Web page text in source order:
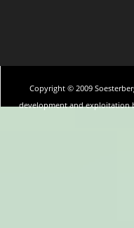
Copyright © 2009
development and exploitation